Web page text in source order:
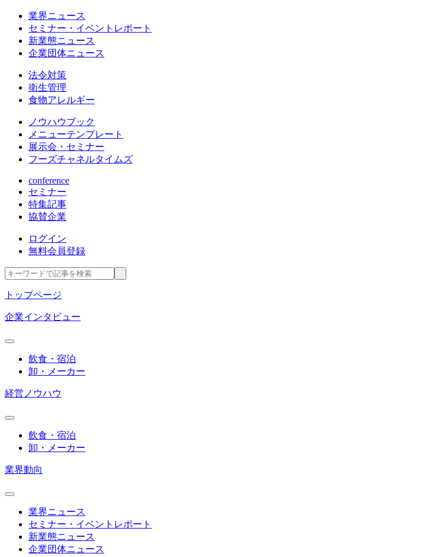
業界ニュース
セミナー・イベントレポート
新業態ニュース
企業団体ニュース
法令対策
衛生管理
食物アレルギー
ノウハウブック
メニューテンプレート
展示会・セミナー
フーズチャネルタイムズ
conference
セミナー
特集記事
協賛企業
ログイン
無料会員登録
トップページ
企業インタビュー
飲食・宿泊
卸・メーカー
経営ノウハウ
飲食・宿泊
卸・メーカー
業界動向
業界ニュース
セミナー・イベントレポート
新業態ニュース
企業団体ニュース